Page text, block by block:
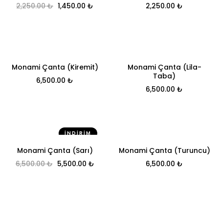
2,250.00₺ Orijinal fiyat: 2,250.00 ₺.
1,450.00 ₺ Şu andaki fiyat: 1,450.00 ₺.
2,250.00 ₺
Monami Çanta (Kiremit)
6,500.00 ₺
Monami Çanta (Lila-
Taba)
6,500.00 ₺
İNDIRIM
Monami Çanta (Sarı)
6,500.00₺ Orijinal fiyat: 6,500.00 ₺.
5,500.00 ₺Şu andaki fiyat: 5,500.00 ₺.
Monami Çanta (Turuncu)
6,500.00 ₺